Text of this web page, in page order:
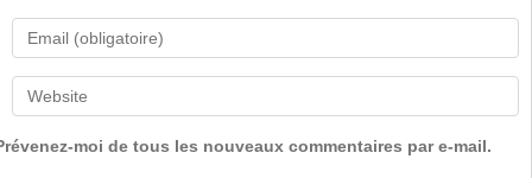
moi de tous les nouveaux commentaires par e-mail.